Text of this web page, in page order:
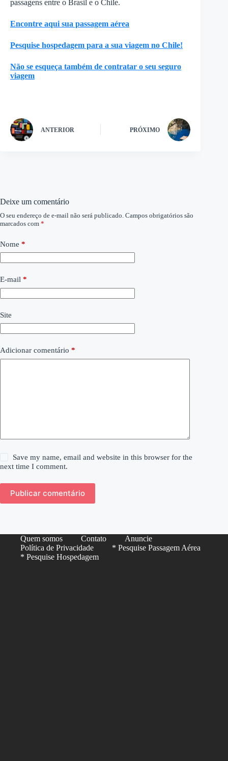
passagens entre o Brasil e o Chile.
Encontre aqui sua passagem aérea
Pesquise hospedagem para a sua viagem no Chile!
Não se esqueça também de contratar o seu seguro
viagem
ANTERIOR PRÓXIMO
Deixe um comentário
O seu endereço de e-mail não será publicado. Campos obrigatórios são
marcados com *
Nome *
E-mail *
Site
Adicionar comentário *
Save my name, email and website in this browser for the
next time I comment.
Publicar comentário
Quem somos Contato
Anuncie
Política de Privacidade
* Pesquise Passagem Aérea
* Pesquise Hospedagem